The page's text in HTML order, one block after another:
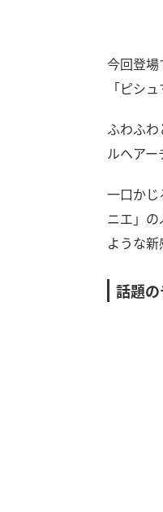
今回登
「ピシ
ふわふ
ルヘアー
一口か
ニエ」
ような新
話題